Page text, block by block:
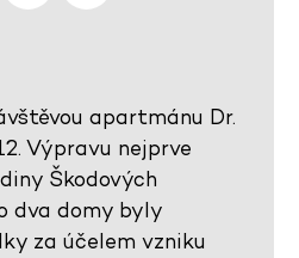
apartmánu Dr.
Výpravu nejprve
Škodových
dva domy byly
za účelem vzniku